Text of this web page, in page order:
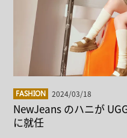
FASHION 2024/03/18
NewJeans のハニが
に就任